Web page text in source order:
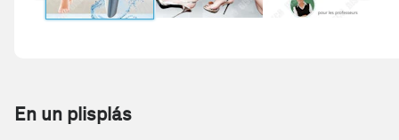
En un plisplás